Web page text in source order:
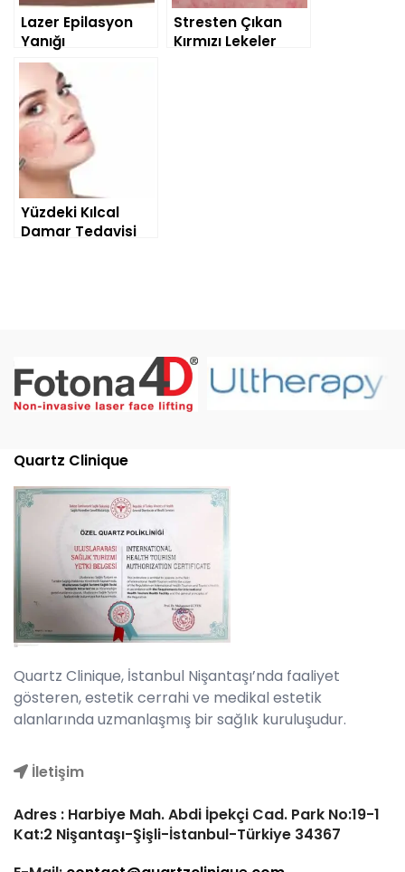
Lazer Epilasyon
Yanığı
Stresten Çıkan
Kırmızı Lekeler
Yüzdeki Kılcal
Damar Tedavisi
Quartz Clinique
Quartz Clinique, İstanbul Nişantaşı’nda faaliyet
gösteren, estetik cerrahi ve medikal estetik
alanlarında uzmanlaşmış bir sağlık kuruluşudur.
İletişim
Adres : Harbiye Mah. Abdi İpekçi Cad. Park No:19-1
Kat:2 Nişantaşı-Şişli-İstanbul-Türkiye 34367